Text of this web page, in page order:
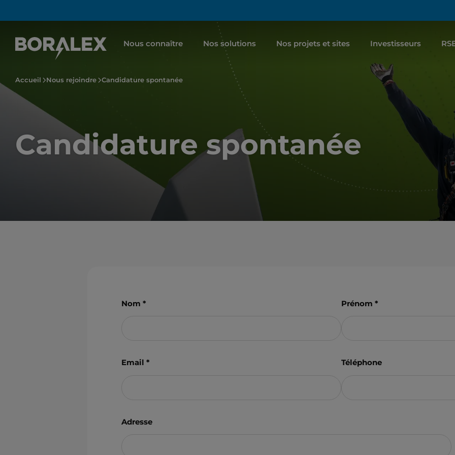
au
principal
Nous connaître Nos solutions Nos projets et sites Investisseurs
Accueil Nous rejoindre Candidature spontanée
Candidature spontanée
Nom Prénom
Email Téléphone
Adresse